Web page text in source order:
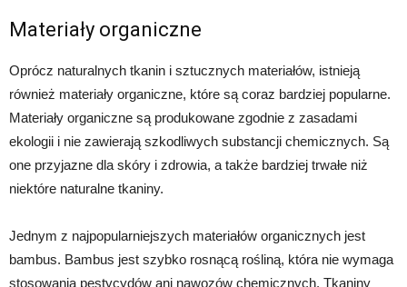
Materiały organiczne
Oprócz naturalnych tkanin i sztucznych materiałów, istnieją
również materiały organiczne, które są coraz bardziej popularne.
Materiały organiczne są produkowane zgodnie z zasadami
ekologii i nie zawierają szkodliwych substancji chemicznych. Są
one przyjazne dla skóry i zdrowia, a także bardziej trwałe niż
niektóre naturalne tkaniny.
Jednym z najpopularniejszych materiałów organicznych jest
bambus. Bambus jest szybko rosnącą rośliną, która nie wymaga
stosowania pestycydów ani nawozów chemicznych. Tkaniny